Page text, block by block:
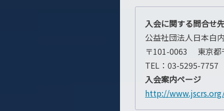
入会に関する問合せ
公益社団法人日本白
〒101-0063 東京都
TEL：03-5295-
入会案内ページ
http://